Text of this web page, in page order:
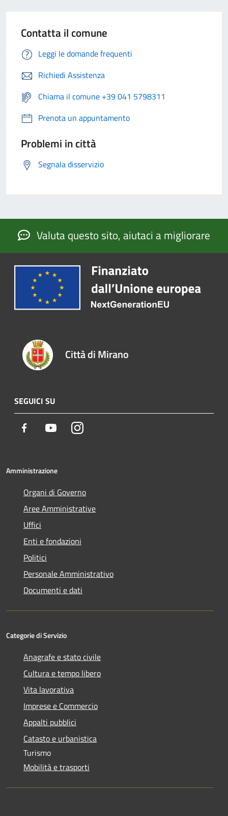
Contatta il comune
Leggi le domande frequenti
Richiedi Assistenza
Chiama il comune +39 041 5798311
Prenota un appuntamento
Problemi in città
Segnala disservizio
Valuta questo sito, aiutaci a migliorare
Città di Mirano
SEGUICI SU
Facebook YoutubeInstagram
Amministrazione
Organi di Governo
Aree Amministrative
Uffici
Enti e fondazioni
Politici
Personale Amministrativo
Documenti e dati
Categorie di Servizio
Anagrafe e stato civile
Cultura e tempo libero
Vita lavorativa
Imprese e Commercio
Appalti pubblici
Catasto e urbanistica
Turismo
Mobilità e trasporti